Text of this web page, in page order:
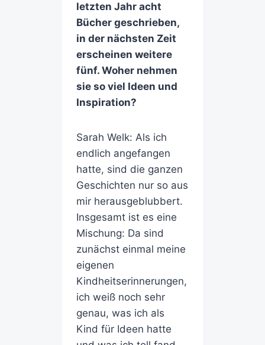
letzten Jahr acht
Bücher geschrieben,
in der nächsten Zeit
erscheinen weitere
fünf. Woher nehmen
sie so viel Ideen und
Inspiration?
Sarah Welk: Als ich
endlich angefangen
hatte, sind die ganzen
Geschichten nur so aus
mir herausgeblubbert.
Insgesamt ist es eine
Mischung: Da sind
zunächst einmal meine
eigenen
Kindheitserinnerungen,
ich weiß noch sehr
genau, was ich als
Kind für Ideen hatte